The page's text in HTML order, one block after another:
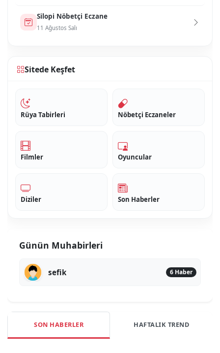
Si̇lopi̇ Nöbetçi Eczane
11 Ağustos Salı
Sitede Keşfet
Rüya Tabirleri Nöbetçi Eczaneler
Filmler Oyuncular
Diziler Son Haberler
Günün Muhabirleri
sefik 6 Haber
SON HABERLER HAFTALIK TREND